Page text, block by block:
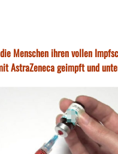
Menschen ihren vollen
AstraZeneca geimpft und